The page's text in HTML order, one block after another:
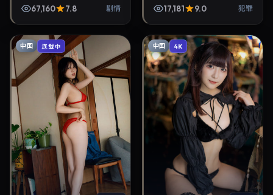
67,160 7.8 剧情
柳俊烈等主演，2023年2月
17,181 9.0 犯罪
中国 连载中 中国 4K